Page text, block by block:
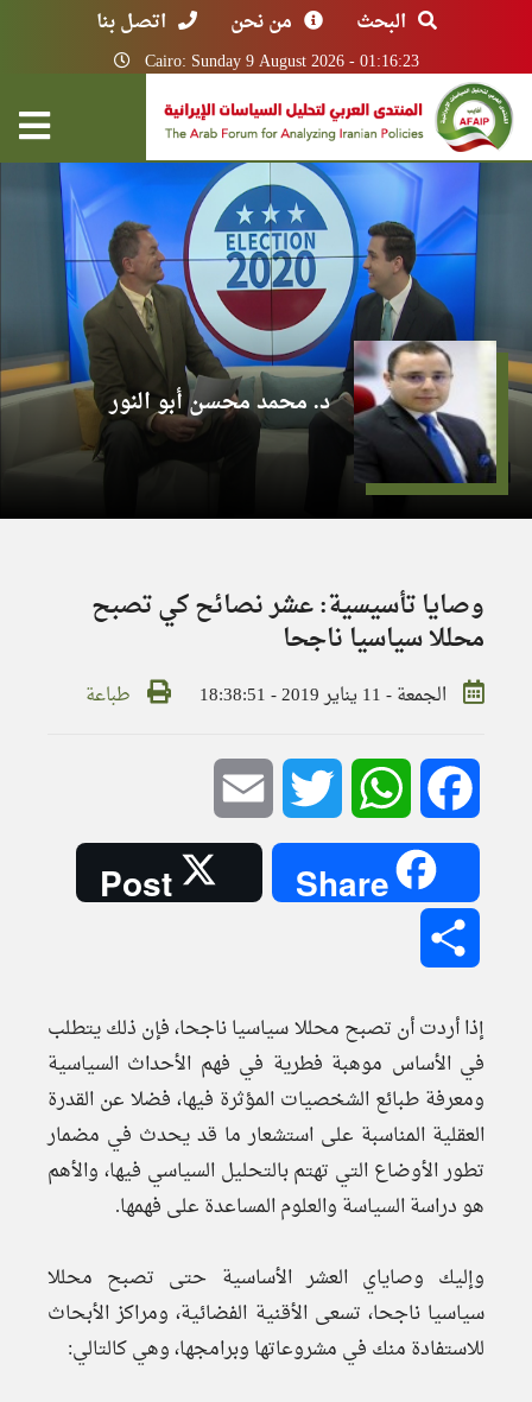
البحث من نحن اتصل بنا
Cairo: Sunday 9 August 2026 - 01:16:23
د. محمد محسن أبو النور
وصايا تأسيسية: عشر نصائح كي تصبح
محللا سياسيا ناجحا
الجمعة - 11 يناير 2019 - 18:38:51 طباعة
Facebook
WhatsApp
Twitter
Share
Post
إذا أردت أن تصبح محللا سياسيا ناجحا، فإن ذلك يتطلب
في الأساس موهبة فطرية في فهم الأحداث السياسية
ومعرفة طبائع الشخصيات المؤثرة فيها، فضلا عن القدرة
العقلية المناسبة على استشعار ما قد يحدث في مضمار
تطور الأوضاع التي تهتم بالتحليل السياسي فيها، والأهم
هو دراسة السياسة والعلوم المساعدة على فهمها.
وإليك وصاياي العشر الأساسية حتى تصبح محللا
سياسيا ناجحا، تسعى الأقنية الفضائية، ومراكز الأبحاث
للاستفادة منك في مشروعاتها وبرامجها، وهي كالتالي: